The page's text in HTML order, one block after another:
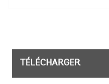
TÉLÉCHARGER